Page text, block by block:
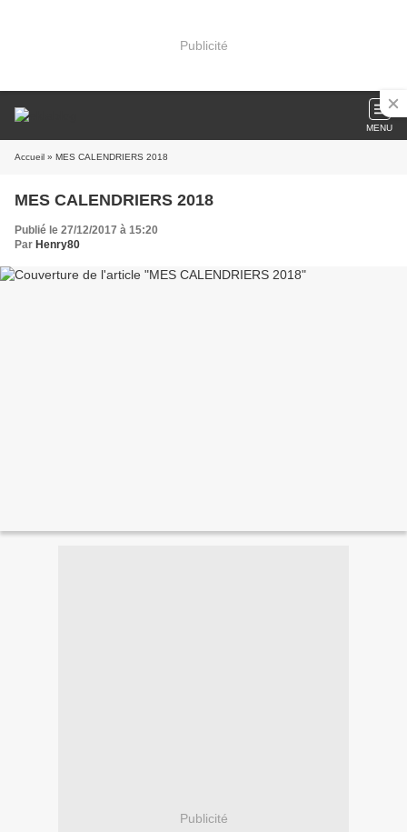
Publicité
MENU
Accueil » MES CALENDRIERS 2018
MES CALENDRIERS 2018
Publié le 27/12/2017 à 15:20
Par Henry80
Publicité